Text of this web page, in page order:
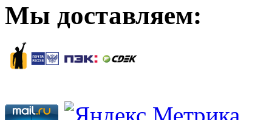
Мы доставляем: